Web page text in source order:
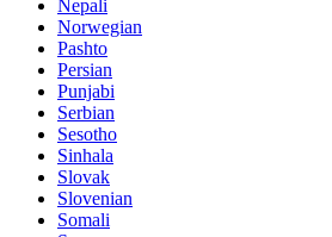
Nepali
Norwegian
Pashto
Persian
Punjabi
Serbian
Sesotho
Sinhala
Slovak
Slovenian
Somali